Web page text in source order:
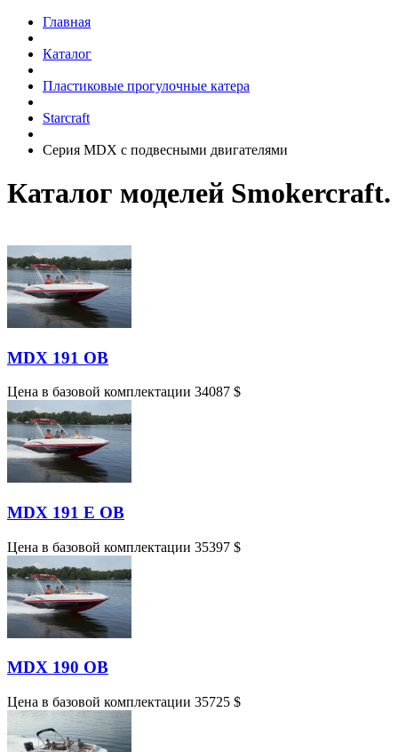
Главная
Каталог
Пластиковые прогулочные катера
Starcraft
Серия MDX с подвесными двигателями
Каталог моделей Smokercraft.
MDX 191 OB
Цена в базовой комплектации 34087 $
MDX 191 E OB
Цена в базовой комплектации 35397 $
MDX 190 OB
Цена в базовой комплектации 35725 $